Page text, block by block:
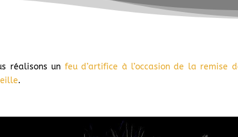
réalisons un feu d’artifice à l’occasion de la remise
.